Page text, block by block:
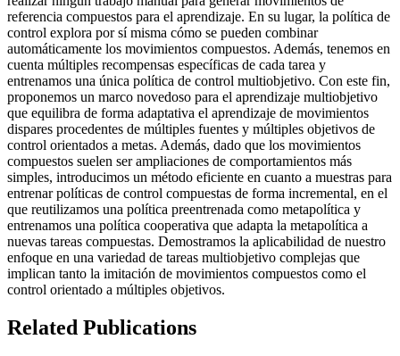
referencia compuestos para el aprendizaje. En su lugar, la política de
control explora por sí misma cómo se pueden combinar
automáticamente los movimientos compuestos. Además, tenemos en
cuenta múltiples recompensas específicas de cada tarea y
entrenamos una única política de control multiobjetivo. Con este fin,
proponemos un marco novedoso para el aprendizaje multiobjetivo
que equilibra de forma adaptativa el aprendizaje de movimientos
dispares procedentes de múltiples fuentes y múltiples objetivos de
control orientados a metas. Además, dado que los movimientos
compuestos suelen ser ampliaciones de comportamientos más
simples, introducimos un método eficiente en cuanto a muestras para
entrenar políticas de control compuestas de forma incremental, en el
que reutilizamos una política preentrenada como metapolítica y
entrenamos una política cooperativa que adapta la metapolítica a
nuevas tareas compuestas. Demostramos la aplicabilidad de nuestro
enfoque en una variedad de tareas multiobjetivo complejas que
implican tanto la imitación de movimientos compuestos como el
control orientado a múltiples objetivos.
Related Publications